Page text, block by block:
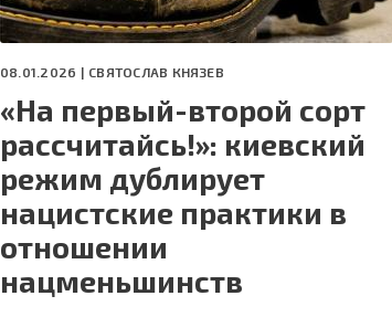
08.01.2026 | СВЯТОСЛАВ КНЯЗЕВ
«На первый-второй сорт
рассчитайсь!»: киевский
режим дублирует
нацистские практики в
отношении
нацменьшинств